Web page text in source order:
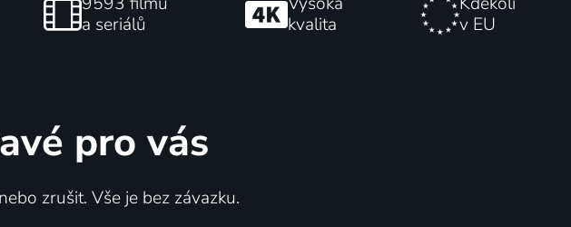
a seriálů
kvalita
v EU
pro vás
zrušit. Vše je bez závazku.